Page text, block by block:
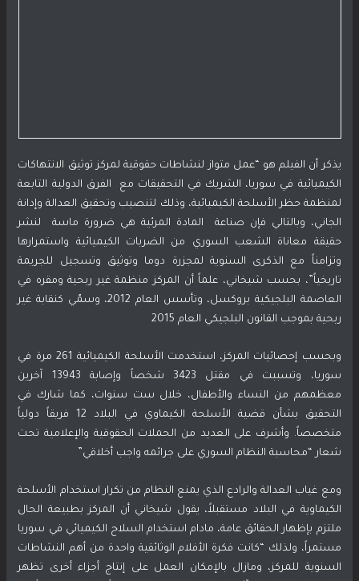
يذكر أن الفيلم هو “عمل متواز لنشاطات حقوقية لمركز توثيق الانتهاكات
الكيميائية في سوريا، الشريك في التحقيقات مع الفرق الدولية التابعة
لمنظمة حظر الأسلحة الكيميائية، وذلك لتنصيب وتحقيق العدالة وإدانة
الجاني، وبالتالي فإن صناعة المادة المرئية هي ضرورة ماسة لنشر
حقيقة معاناة الشعب السوري من الضربات الكيميائية واستمرارها
وتزامناً مع الذكرى السنوية لمجزرة دوما وتوثيق وتسجيل للجريمة
تاريخياً”، بحسب شيخاني، علماً أن المركز منظمة غير ربحية ومقره في
العاصمة البلجيكية بروكسل، وتأسس العام 2012، وسمّي كنقابة غير
ربحية بموجب القانون البلجيكي العام 2015
وبحسب إحصائيات المركز، استخدمت الأسلحة الكيميائية 261 مرة في
سوريا، وتسببت في مقتل 3423 شخصاً وإصابة 13943 آخرين
معظمهم من النساء والأطفال، خلال ست سنوات، كما شارك في
التحقيق بشأن قضية الأسلحة الكيماوي في البلاد 12 فريقاً دولياً
متخصصاً. وأشرف على العديد من الحملات الحقوقية والإعلامية تحت
شعار “محاسبة النظام السوري على جرائمه واجب أخلاقي”
ومع غياب العدالة والرادع الذي يمنع النظام من تكرار استخدام الأسلحة
الكيماوية في البلاد مستقبلاً، يقول شيخاني أن المركز بطبيعة الحال
ملتزم بإظهار الحقائق عامة، مادام استخدام السلاح الكيميائي في سوريا
مستمراً، ولذلك “كانت فكرة الأفلام الوثائقية واحدة من أهم النشاطات
السنوية للمركز، ومازال بالإمكان العمل على إنتاج أجزاء أخرى تظهر